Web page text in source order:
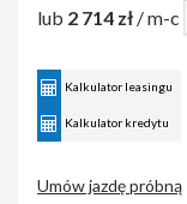
lub 2 714 zł / m-c
Kalkulator leasingu
Kalkulator kredytu
Umów jazdę próbną